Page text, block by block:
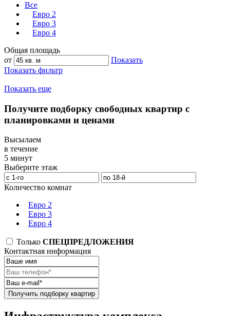
Все
Евро 2
Евро 3
Евро 4
Общая площадь
от
Показать
Показать фильтр
Показать еще
Получите подборку свободных квартир с
планировками и ценами
Высылаем
в течение
5 минут
Выберите этаж
Количество комнат
Евро 2
Евро 3
Евро 4
Только СПЕЦПРЕДЛОЖЕНИЯ
Контактная информация
Получить подборку квартир